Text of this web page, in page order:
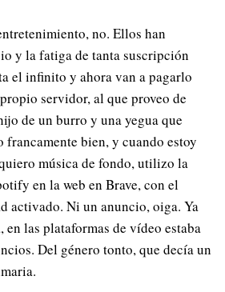
no. Ellos han
y la fatiga de tanta suscripción
el infinito y ahora van a pagarlo
servidor, al que proveo de
de un burro y una yegua que
bien, y cuando estoy
música de fondo, utilizo la
en la web en Brave, con el
activado. Ni un anuncio, oiga. Ya
en las plataformas de vídeo estaba
Del género tonto, que decía un